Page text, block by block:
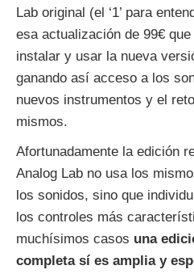
Lab original (el ‘1’ para
esa actualización de 99€
instalar y usar la nueva
ganando así acceso a los
nuevos instrumentos y el
mismos.
Afortunadamente la edición
Analog Lab no usa los
los sonidos, sino que
los controles más
muchísimos casos una
completa sí es amplia y